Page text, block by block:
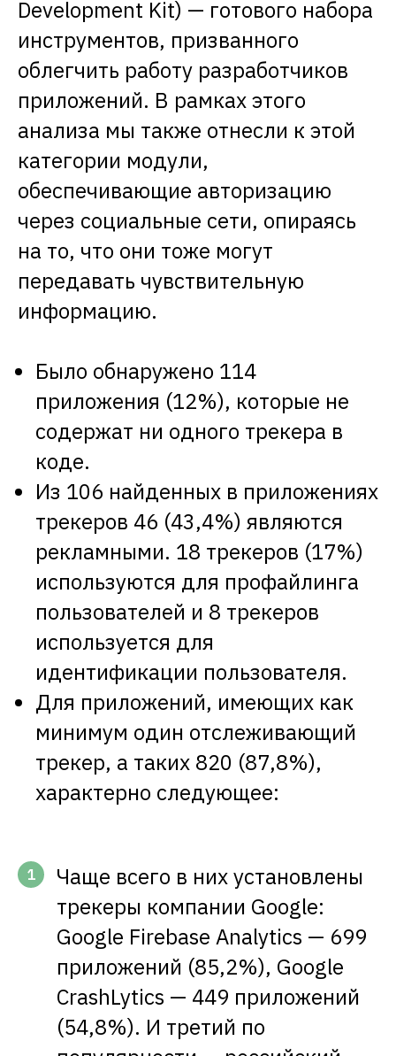
Development Kit) — готового набора
инструментов, призванного
облегчить работу разработчиков
приложений. В рамках этого
анализа мы также отнесли к этой
категории модули,
обеспечивающие авторизацию
через социальные сети, опираясь
на то, что они тоже могут
передавать чувствительную
информацию.
Было обнаружено 114
приложения (12%), которые не
содержат ни одного трекера в
коде.
Из 106 найденных в приложениях
трекеров 46 (43,4%) являются
рекламными. 18 трекеров (17%)
используются для профайлинга
пользователей и 8 трекеров
используется для
идентификации пользователя.
Для приложений, имеющих как
минимум один отслеживающий
трекер, а таких 820 (87,8%),
характерно следующее:
1
Чаще всего в них установлены
трекеры компании Google:
Google Firebase Analytics — 699
приложений (85,2%), Google
CrashLytics — 449 приложений
(54,8%). И третий по